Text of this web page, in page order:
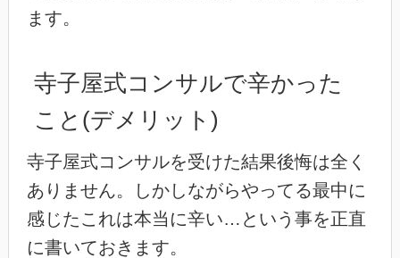
ます。
寺子屋式コンサルで辛かった
こと(デメリット)
寺子屋式コンサルを受けた結果後悔は全く
ありません。しかしながらやってる最中に
感じたこれは本当に辛い…という事を正直
に書いておきます。